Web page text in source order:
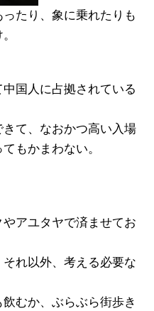
たり、象に乗れたりも
国人に占拠されている
て、なおかつ高い入場
もかまわない。
アユタヤで済ませてお
れ以外、考える必要な
むか、ぶらぶら街歩き